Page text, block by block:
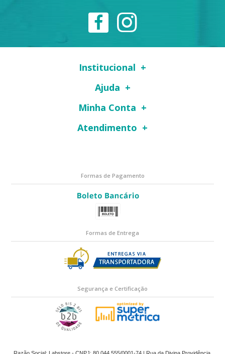
Institucional
Ajuda
Minha Conta
Atendimento
Formas de Pagamento
Formas de Entrega
Segurança e Certificação